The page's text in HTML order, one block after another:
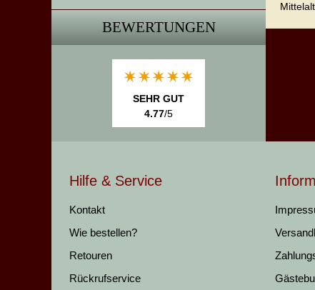
BEWERTUNGEN
SEHR GUT
4.77/5
Hilfe & Service
Kontakt
Wie bestellen?
Retouren
Rückrufservice